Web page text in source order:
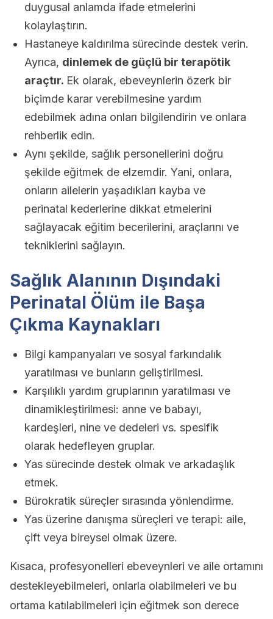
duygusal anlamda ifade etmelerini
kolaylaştırın.
Hastaneye kaldırılma sürecinde destek verin.
Ayrıca, dinlemek de güçlü bir terapötik
araçtır. Ek olarak, ebeveynlerin özerk bir
biçimde karar verebilmesine yardım
edebilmek adına onları bilgilendirin ve onlara
rehberlik edin.
Aynı şekilde, sağlık personellerini doğru
şekilde eğitmek de elzemdir. Yani, onlara,
onların ailelerin yaşadıkları kayba ve
perinatal kederlerine dikkat etmelerini
sağlayacak eğitim becerilerini, araçlarını ve
tekniklerini sağlayın.
Sağlık Alanının Dışındaki
Perinatal Ölüm ile Başa
Çıkma Kaynakları
Bilgi kampanyaları ve sosyal farkındalık
yaratılması ve bunların geliştirilmesi.
Karşılıklı yardım gruplarının yaratılması ve
dinamikleştirilmesi: anne ve babayı,
kardeşleri, nine ve dedeleri vs. spesifik
olarak hedefleyen gruplar.
Yas sürecinde destek olmak ve arkadaşlık
etmek.
Bürokratik süreçler sırasında yönlendirme.
Yas üzerine danışma süreçleri ve terapi: aile,
çift veya bireysel olmak üzere.
Kısaca, profesyonelleri ebeveynleri ve aile ortamını
destekleyebilmeleri, onlarla olabilmeleri ve bu
ortama katılabilmeleri için eğitmek son derece